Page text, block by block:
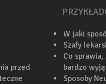
przed
W jaki
Szafy
Co
bardzo
Sposoby